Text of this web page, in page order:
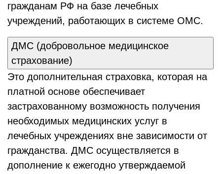
гражданам РФ на базе лечебных
учреждений, работающих в системе ОМС.
ДМС (добровольное медицинское
страхование)
Это дополнительная страховка, которая на
платной основе обеспечивает
застрахованному возможность получения
необходимых медицинских услуг в
лечебных учреждениях вне зависимости от
гражданства. ДМС осуществляется в
дополнение к ежегодно утверждаемой